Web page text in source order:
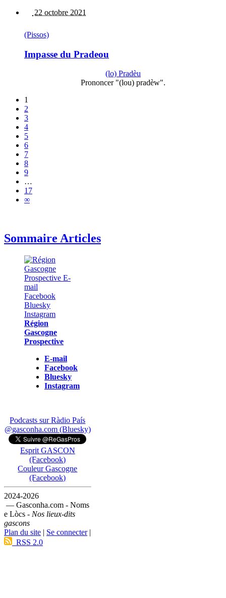
22 octobre 2021
(Pissos)
Impasse du Pradeou
(lo) Pradèu
Prononcer "(lou) pradèw".
1
2
3
4
5
6
7
8
9
…
17
∞
Sommaire Articles
Région
Gascogne
Prospective
E-mail
Facebook
Bluesky
Instagram
Podcasts sur Ràdio País
@gasconha.com (Bluesky)
Esprit GASCON
(Facebook)
Couleur Gascogne
(Facebook)
2024-2026
— Gasconha.com - Noms
e Lòcs - Nos lieux-dits
gascons
Plan du site | Se connecter|
RSS 2.0